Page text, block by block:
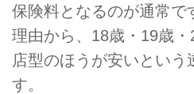
保険料となるのが通常で
理由から、18歳・19歳
店型のほうが安いという
す。